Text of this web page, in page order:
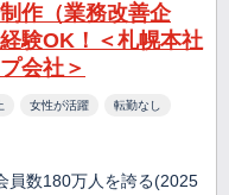
作（業務改善企
験OK！＜札幌本社
会社＞
女性が活躍 転勤なし
員数180万人を誇る(2025